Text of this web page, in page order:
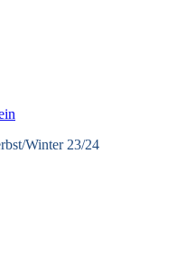
Winter 23/24